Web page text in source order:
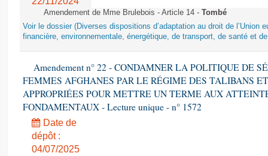
Amendement de Mme Brulebois - Article 14 - Tombé
Voir le dossier (Diverses dispositions d’adaptation au droit de l’Union
financière, environnementale, énergétique, de transport, de santé et
Amendement n° 22 - CONDAMNER LA POLITIQUE DE
FEMMES AFGHANES PAR LE RÉGIME DES TALIBANS
APPROPRIÉES POUR METTRE UN TERME AUX
FONDAMENTAUX - Lecture unique - n° 1572
Date de
dépôt :
04/07/2025